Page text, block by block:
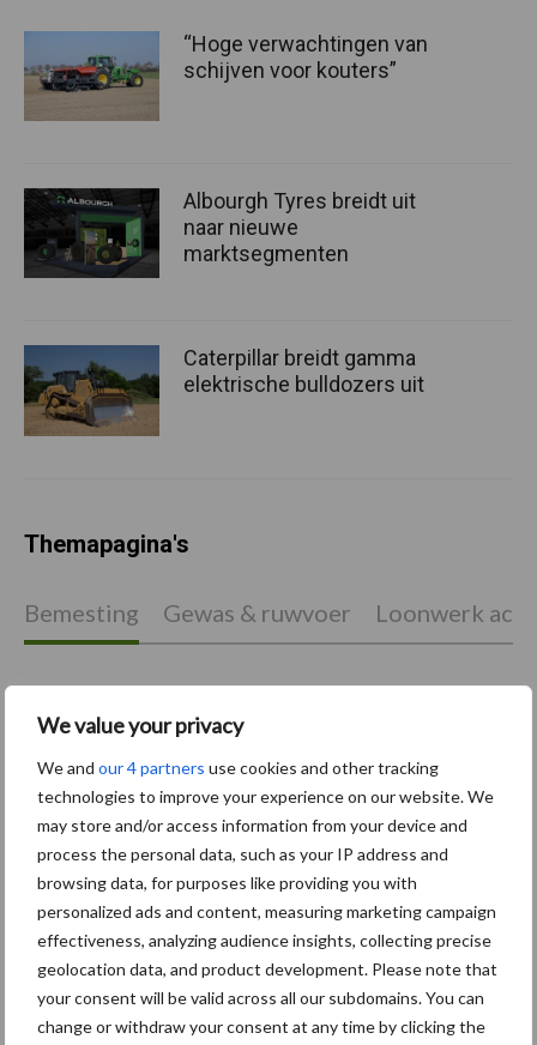
We value your privacy
We and our 4 partners use cookies and other tracking
technologies to improve your experience on our website. We
may store and/or access information from your device and
process the personal data, such as your IP address and
browsing data, for purposes like providing you with
personalized ads and content, measuring marketing campaign
effectiveness, analyzing audience insights, collecting precise
geolocation data, and product development. Please note that
your consent will be valid across all our subdomains. You can
change or withdraw your consent at any time by clicking the
Primaire
Recent nieuws Partner nieuws
“Hoge verwachtingen van
schijven voor kouters”
Albourgh Tyres breidt uit
naar nieuwe
marktsegmenten
Caterpillar breidt gamma
elektrische bulldozers uit
Themapagina's
Bemesting Gewas & ruwvoer Loonwerk
Compost Dierlijke mest
Toon meer